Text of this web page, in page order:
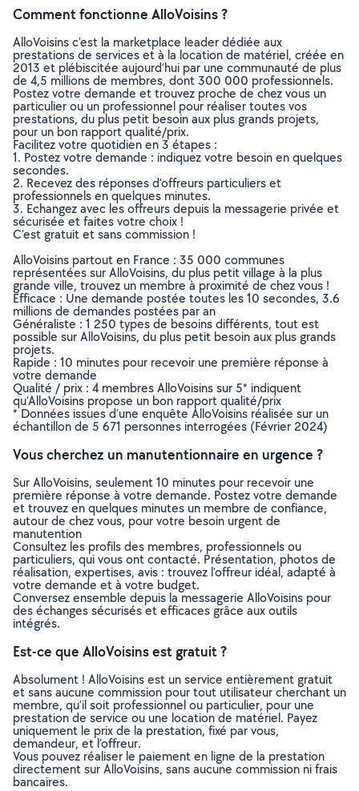
Comment fonctionne AlloVoisins ?
AlloVoisins c’est la marketplace leader dédiée aux
prestations de services et à la location de matériel, créée en
2013 et plébiscitée aujourd’hui par une communauté de plus
de 4,5 millions de membres, dont 300 000 professionnels.
Postez votre demande et trouvez proche de chez vous un
particulier ou un professionnel pour réaliser toutes vos
prestations, du plus petit besoin aux plus grands projets,
pour un bon rapport qualité/prix.
Facilitez votre quotidien en 3 étapes :
1. Postez votre demande : indiquez votre besoin en quelques
secondes.
2. Recevez des réponses d’offreurs particuliers et
professionnels en quelques minutes.
3. Echangez avec les offreurs depuis la messagerie privée et
sécurisée et faites votre choix !
C’est gratuit et sans commission !
AlloVoisins partout en France : 35 000 communes
représentées sur AlloVoisins, du plus petit village à la plus
grande ville, trouvez un membre à proximité de chez vous !
Efficace : Une demande postée toutes les 10 secondes, 3.6
millions de demandes postées par an
Généraliste : 1 250 types de besoins différents, tout est
possible sur AlloVoisins, du plus petit besoin aux plus grands
projets.
Rapide : 10 minutes pour recevoir une première réponse à
votre demande
Qualité / prix : 4 membres AlloVoisins sur 5* indiquent
qu’AlloVoisins propose un bon rapport qualité/prix
* Données issues d’une enquête AlloVoisins réalisée sur un
échantillon de 5 671 personnes interrogées (Février 2024)
Vous cherchez un manutentionnaire en urgence ?
Sur AlloVoisins, seulement 10 minutes pour recevoir une
première réponse à votre demande. Postez votre demande
et trouvez en quelques minutes un membre de confiance,
autour de chez vous, pour votre besoin urgent de
manutention
Consultez les profils des membres, professionnels ou
particuliers, qui vous ont contacté. Présentation, photos de
réalisation, expertises, avis : trouvez l'offreur idéal, adapté à
votre demande et à votre budget.
Conversez ensemble depuis la messagerie AlloVoisins pour
des échanges sécurisés et efficaces grâce aux outils
intégrés.
Est-ce que AlloVoisins est gratuit ?
Absolument ! AlloVoisins est un service entièrement gratuit
et sans aucune commission pour tout utilisateur cherchant un
membre, qu’il soit professionnel ou particulier, pour une
prestation de service ou une location de matériel. Payez
uniquement le prix de la prestation, fixé par vous,
demandeur, et l’offreur.
Vous pouvez réaliser le paiement en ligne de la prestation
directement sur AlloVoisins, sans aucune commission ni frais
bancaires.